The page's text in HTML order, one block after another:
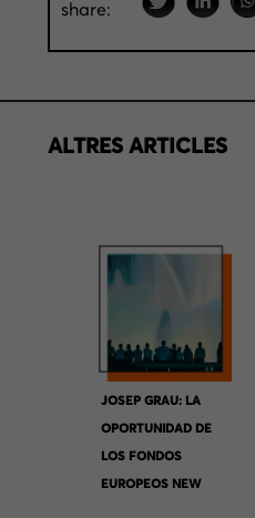
share:
ALTRES ARTICLES
JOSEP GRAU: LA
OPORTUNIDAD DE
LOS FONDOS
EUROPEOS NEW